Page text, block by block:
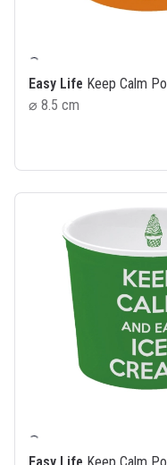
Easy Life Keep Calm
⌀ 8.5 cm